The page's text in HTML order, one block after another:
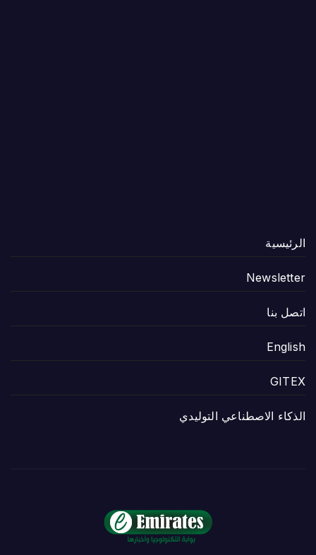
الرئيسية
Newsletter
اتصل بنا
English
GITEX
الذكاء الاصطناعي التوليدي